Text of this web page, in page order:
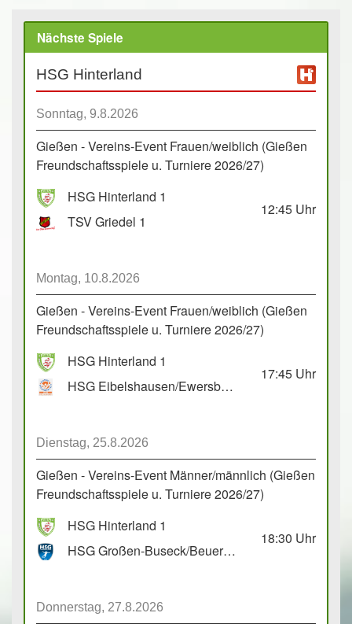
Nächste Spiele
HSG Hinterland
Sonntag, 9.8.2026
Gießen - Vereins-Event Frauen/weiblich (Gießen
Freundschaftsspiele u. Turniere 2026/27)
HSG Hinterland 1
TSV Griedel 1
12:45 Uhr
Montag, 10.8.2026
Gießen - Vereins-Event Frauen/weiblich (Gießen
Freundschaftsspiele u. Turniere 2026/27)
HSG Hinterland 1
HSG Eibelshausen/Ewersbach GbR 2
17:45 Uhr
Dienstag, 25.8.2026
Gießen - Vereins-Event Männer/männlich (Gießen
Freundschaftsspiele u. Turniere 2026/27)
HSG Hinterland 1
HSG Großen-Buseck/Beuern 1
18:30 Uhr
Donnerstag, 27.8.2026